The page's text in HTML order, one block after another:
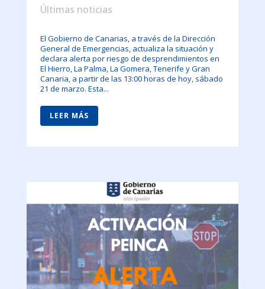
Últimas noticias
El Gobierno de Canarias, a través de la Dirección
General de Emergencias, actualiza la situación y
declara alerta por riesgo de desprendimientos en
El Hierro, La Palma, La Gomera, Tenerife y Gran
Canaria, a partir de las 13:00 horas de hoy, sábado
21 de marzo. Esta...
LEER MÁS